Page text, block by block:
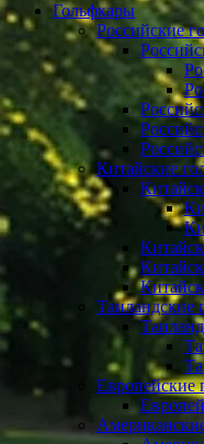
Гольфкары
Российские
Китайские
Таиландские
Европейские